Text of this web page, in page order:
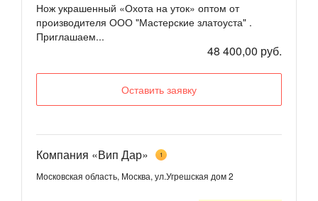
Нож украшенный «Охота на уток» оптом от
производителя ООО "Мастерские златоуста" .
Приглашаем...
48 400,00 руб.
Оставить заявку
Компания «Вип Дар» 1
Московская область, Москва, ул.Угрешская дом 2